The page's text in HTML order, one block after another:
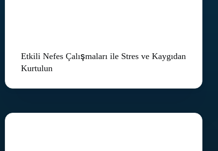
Etkili Nefes Çalışmaları ile Stres ve Kaygıdan
Kurtulun